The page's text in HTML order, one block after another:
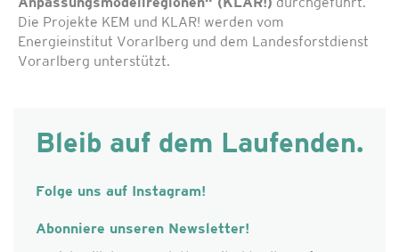
Anpassungsmodellregionen“ (KLAR!) durchgeführt.
Die Projekte KEM und KLAR! werden vom
Energieinstitut Vorarlberg und dem Landesforstdienst
Vorarlberg unterstützt.
Bleib auf dem Laufenden.
Folge uns auf Instagram!
Abonniere unseren Newsletter!